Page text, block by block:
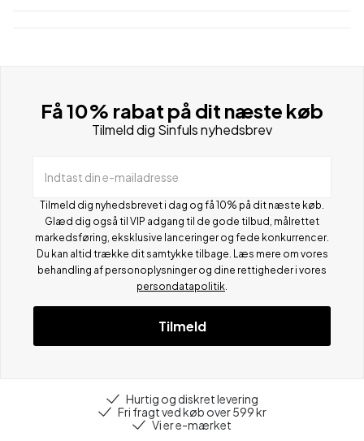
Få 10% rabat på dit næste køb
Tilmeld dig Sinfuls nyhedsbrev
Indtast din e-mailadresse
Tilmeld dig nyhedsbrevet i dag og få 10% på dit næste køb.
Glæd dig også til VIP adgang til de gode tilbud, målrettet
markedsføring, eksklusive lanceringer og fede konkurrencer.
Du kan altid trække dit samtykke tilbage. Læs mere om vores
behandling af personoplysninger og dine rettigheder i vores
persondatapolitik
Tilmeld
Hurtig og diskret levering
Fri fragt ved køb over 599 kr
Vi er e-mærket